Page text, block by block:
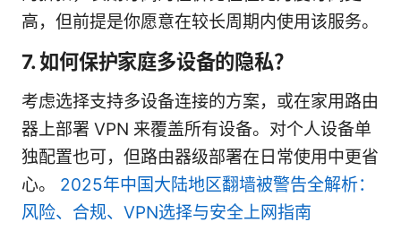
高，但前提是你愿意在较长周期内使用该服务。
7. 如何保护家庭多设备的隐私？
考虑选择支持多设备连接的方案，或在家用路由
器上部署 VPN 来覆盖所有设备。对个人设备单
独配置也可，但路由器级部署在日常使用中更省
心。 2025年中国大陆地区翻墙被警告全解析：
风险、合规、VPN选择与安全上网指南